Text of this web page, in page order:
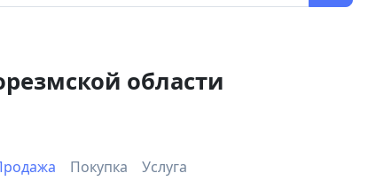
области
Покупка Услуга